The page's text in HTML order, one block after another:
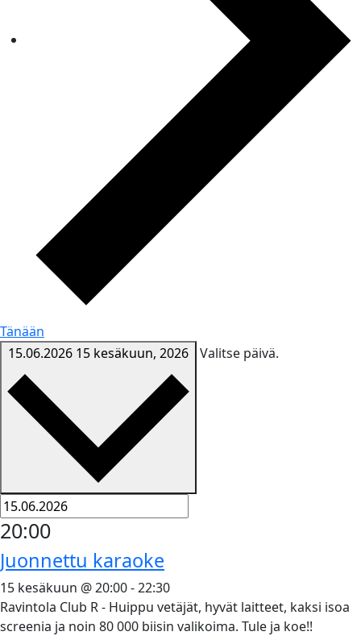
Tänään
15.06.2026 15 kesäkuun, 2026 Valitse päivä.
20:00
Juonnettu karaoke
15 kesäkuun @ 20:00-22:30
Ravintola Club R - Huippu vetäjät, hyvät laitteet, kaksi isoa
screenia ja noin 80 000 biisin valikoima. Tule ja koe!!